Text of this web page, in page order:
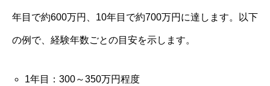
年目で約600万円、10年目で約700万円に達します。以下
の例で、経験年数ごとの目安を示します。
1年目：300～350万円程度